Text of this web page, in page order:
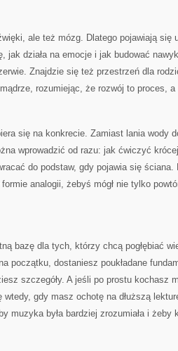
ale też mózg. Dlatego pojawiają się
jak działa na emocje i jak budować
Znajdzie się też przestrzeń dla
rozumiejąc, że rozwój to proces,
się na konkrecie. Zamiast lania wody
wprowadzić od razu: jak ćwiczyć
do podstaw, gdy pojawia się
analogii, żebyś mógł nie tylko
bazę dla tych, którzy chcą pogłębiać
początku, dostaniesz poukładane
szczegóły. A jeśli po prostu kochasz
gdy masz ochotę na dłuższą
muzyka była bardziej zrozumiała i żeby